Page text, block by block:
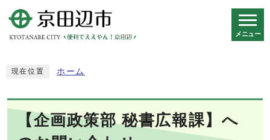
メニュー
現在位置 ホーム
【企画政策部 秘書広報課】へ